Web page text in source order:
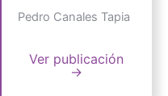
Pedro Canales Tapia
Ver publicación
→